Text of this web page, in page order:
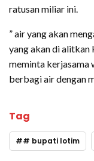
ratusan miliar ini.
” air yang akan
yang akan di alitkan
meminta kerjasama
berbagi air dengan
Tag
# bupati lotim